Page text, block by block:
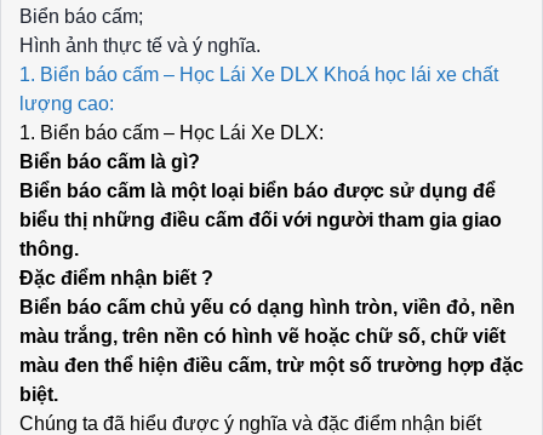
Biển báo cấm;
Hình ảnh thực tế và ý nghĩa.
1. Biển báo cấm – Học Lái Xe DLX Khoá học lái xe chất
lượng cao:
1. Biển báo cấm – Học Lái Xe DLX:
Biển báo cấm là gì?
Biển báo cấm là một loại biển báo được sử dụng để
biểu thị những điều cấm đối với người tham gia giao
thông.
Đặc điểm nhận biết ?
Biển báo cấm chủ yếu có dạng hình tròn, viền đỏ, nền
màu trắng, trên nền có hình vẽ hoặc chữ số, chữ viết
màu đen thể hiện điều cấm, trừ một số trường hợp đặc
biệt.
Chúng ta đã hiểu được ý nghĩa và đặc điểm nhận biết